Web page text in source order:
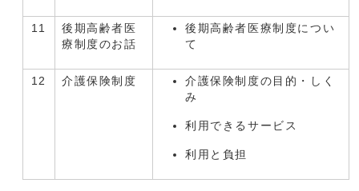
11
後期高齢者医
療制度のお話
後期高齢者医療制度につい
て
12 介護保険制度
介護保険制度の目的・しく
み
利用できるサービス
利用と負担